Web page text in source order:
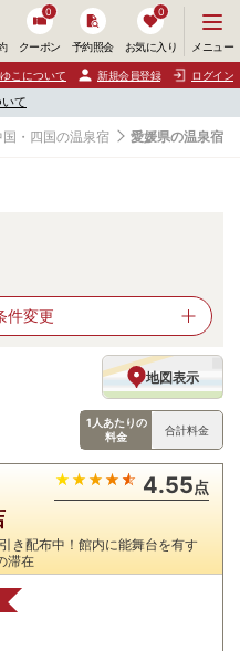
クーポン
0
予約照会 お気に入り
0
ニ
ュ
ー
開
く
メニュー
こについて 新規会員登録 ログイン
て
国・四国の温泉宿 愛媛県の温泉宿
件変更
地図表示
1人あたりの
料金
合計料金
4.55点
き配布中！館内に能舞台を有す
滞在